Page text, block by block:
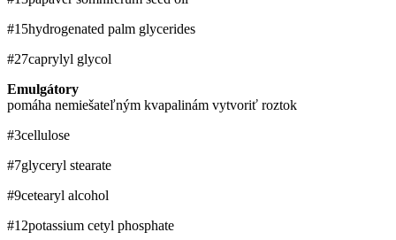
#15hydrogenated palm glycerides
#27caprylyl glycol
Emulgátory
pomáha nemiešateľným kvapalinám vytvoriť roztok
#3cellulose
#7glyceryl stearate
#9cetearyl alcohol
#12potassium cetyl phosphate